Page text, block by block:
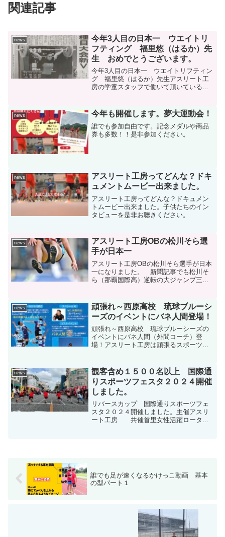
関連記事
news
今年3人目の日本一 ウエイトリ
フティング 福里悠（はるか）先
生 おめでとうございます。
今年3人目の日本一 ウエイトリフティン
グ 福里悠（はるか）先生アスリート工
房の学童スタッフで働いて頂いている福
た。子供達にも大人気のはるか先生！！
オリンピックを目指してい...
news 今年も開催します。夢大運動会！
誰でも参加自由です。記念メダルや商品
券も多数！！是非参加ください。
news
アスリート工房ってどんな？ドキ
ュメントムービー出来ました。
アスリート工房ってどんな？ドキュメン
トムービー出来ました。子供たちのイン
タビューを是非お聴きください。
news
アスリート工房OBの松川そら選
手が日本一
アスリート工房OBの松川そら選手が日本
一になりました。 新聞記事でも松川そ
ら（那覇国際高）逆転の大ジャンプ三段
news
頑張れ～西原高校 琉球ブルーシ
ーズのイベントにバネ人間登場！
頑張れ～西原高校 琉球ブルーシーズの
イベントにバネ人間（外間コーチ）登
場！アスリート工房は頑張るスポーツ選
トです。
news
観客含め１５００名以上 国際通
りスポーツフェスタ２０２４開催
しました。
リバースカップ 国際通りスポーツフェ
スタ２０２４開催しました。主催アスリ
ート工房 共催首里女性活躍ロータリ
誰でも足が速くなるかけっこ動画 基本
の型パート１